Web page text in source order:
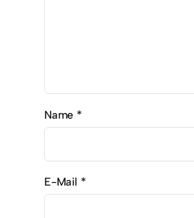
Name *
E-Mail *